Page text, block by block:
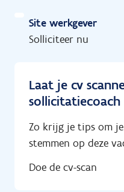
Site werkgever
Solliciteer nu
Laat je cv
sollicitatiecoach
Zo krijg je tips om
stemmen op deze
Doe de cv-scan